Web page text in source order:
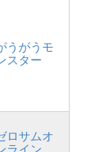
うがうモ
スター
ロサムオ
ライン